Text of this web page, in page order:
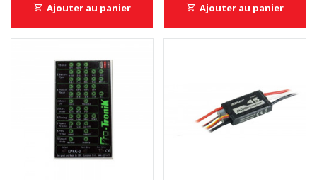
Ajouter au panier Ajouter au panier